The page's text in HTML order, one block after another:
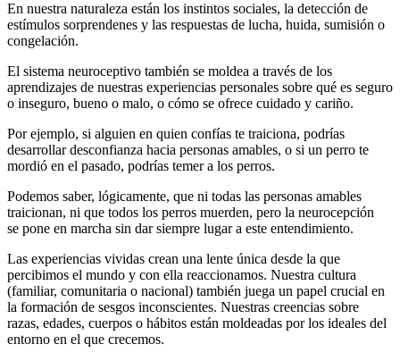
En nuestra naturaleza están los instintos sociales, la detección de
estímulos sorprendenes y las respuestas de lucha, huida, sumisión o
congelación.
El sistema neuroceptivo también se moldea a través de los
aprendizajes de nuestras experiencias personales sobre qué es seguro
o inseguro, bueno o malo, o cómo se ofrece cuidado y cariño.
Por ejemplo, si alguien en quien confías te traiciona, podrías
desarrollar desconfianza hacia personas amables, o si un perro te
mordió en el pasado, podrías temer a los perros.
Podemos saber, lógicamente, que ni todas las personas amables
traicionan, ni que todos los perros muerden, pero la neurocepción
se pone en marcha sin dar siempre lugar a este entendimiento.
Las experiencias vividas crean una lente única desde la que
percibimos el mundo y con ella reaccionamos. Nuestra cultura
(familiar, comunitaria o nacional) también juega un papel crucial en
la formación de sesgos inconscientes. Nuestras creencias sobre
razas, edades, cuerpos o hábitos están moldeadas por los ideales del
entorno en el que crecemos.